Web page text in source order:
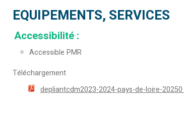
EQUIPEMENTS, SERVICES
Accessibilité :
Accessible PMR
Téléchargement
depliantcdm2023-2024-pays-de-loire-20250